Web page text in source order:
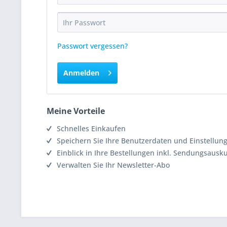
Passwort vergessen?
Anmelden
Meine Vorteile
Schnelles Einkaufen
Speichern Sie Ihre Benutzerdaten und
Einblick in Ihre Bestellungen inkl.
Verwalten Sie Ihr Newsletter-Abo